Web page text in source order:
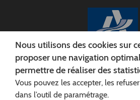
CONSEIL DÉPARTEMENTAL
Siège :
Nous utilisons des cookies sur
proposer une navigation
permettre de réaliser des
Vous pouvez les accepter, les
dans l’outil de paramétrage.